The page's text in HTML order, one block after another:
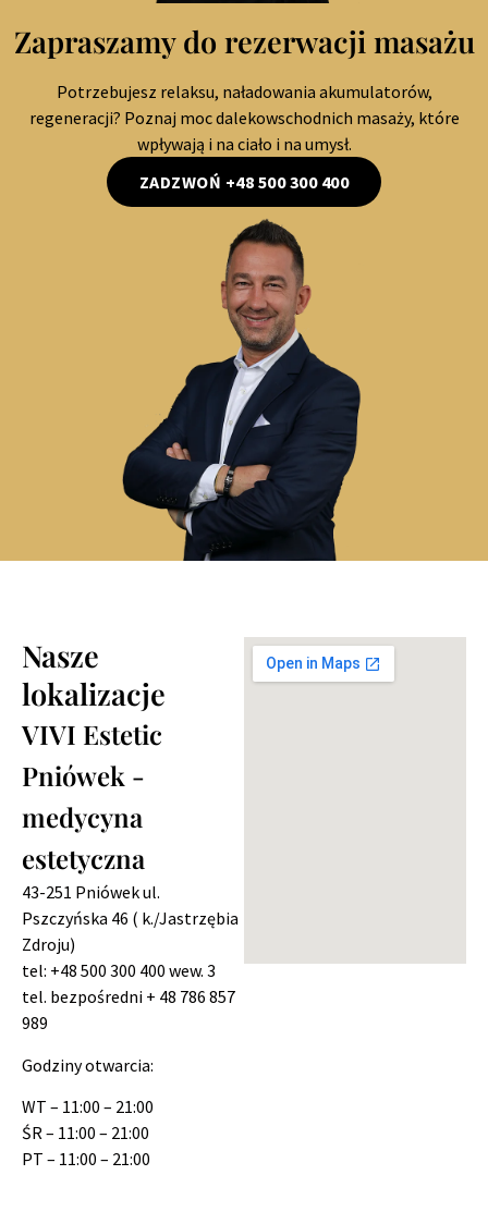
Zapraszamy do rezerwacji masażu
Potrzebujesz relaksu, naładowania akumulatorów,
regeneracji? Poznaj moc dalekowschodnich masaży, które
wpływają i na ciało i na umysł.
ZADZWOŃ +48 500 300 400
Nasze
lokalizacje
VIVI Estetic
Pniówek -
medycyna
estetyczna
43-251 Pniówekul.
Pszczyńska 46 ( k./Jastrzębia
Zdroju)
tel: +48 500 300 400 wew. 3
tel. bezpośredni + 48 786 857
989
Godziny otwarcia:
WT – 11:00 – 21:00
ŚR – 11:00 – 21:00
PT – 11:00 – 21:00